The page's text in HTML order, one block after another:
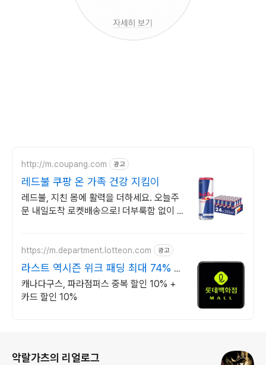
http://m.coupang.com 광고
레드불 쿠팡 온 가족 건강 지킴이
레드불, 지친 몸에 활력을 더하세요. 오늘주
문 내일도착 로켓배송으로! 더부룩함 없이 개
https://m.department.lotteon.com 광고
라스트 역시즌 위크 패딩 최대 74% 할
인
캐나다구스, 파라점퍼스 중복 할인 10% +
카드 할인 10%
악랄가츠의 리얼로그